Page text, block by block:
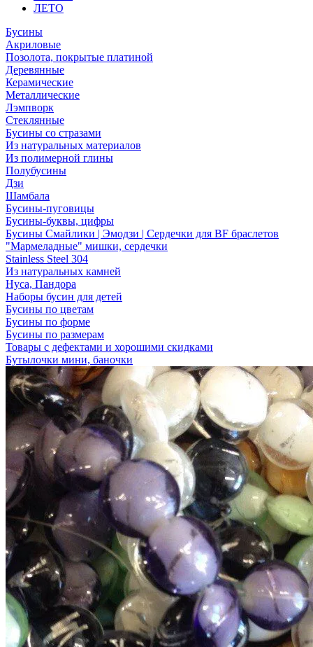
ЛЕТО
Бусины
Акриловые
Позолота, покрытые платиной
Деревянные
Керамические
Металлические
Лэмпворк
Стеклянные
Бусины со стразами
Из натуральных материалов
Из полимерной глины
Полубусины
Дзи
Шамбала
Бусины-пуговицы
Бусины-буквы, цифры
Бусины Смайлики | Эмодзи | Сердечки для BF браслетов
"Мармеладные" мишки, сердечки
Stainless Steel 304
Из натуральных камней
Нуса, Пандора
Наборы бусин для детей
Бусины по цветам
Бусины по форме
Бусины по размерам
Товары с дефектами и хорошими скидками
Бутылочки мини, баночки